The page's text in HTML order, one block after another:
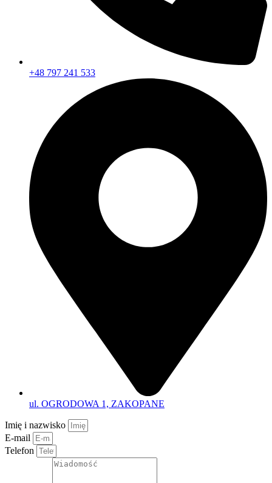
+48 797 241 533
ul. OGRODOWA 1, ZAKOPANE
Imię i nazwisko
E-mail
Telefon